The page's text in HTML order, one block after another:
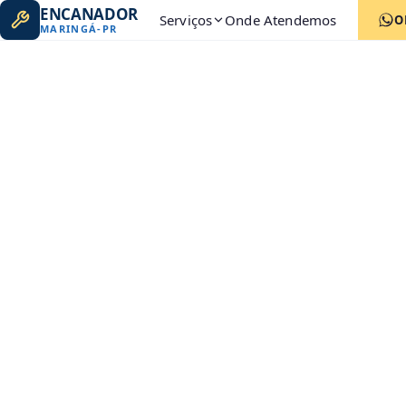
ENCANADOR
MARINGÁ- PR Serviços Onde Atendemos